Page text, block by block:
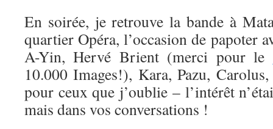
En soirée, je retrouve la bande à
quartier Opéra, l’occasion de papoter
A-Yin, Hervé Brient (merci pour le
10.000 Images!), Kara, Pazu,
pour ceux que j’oublie – l’intérêt
mais dans vos conversations !